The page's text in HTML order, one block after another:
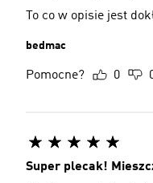
To co w opisie jest
bedmac
Pomocne? 0
Super plecak!